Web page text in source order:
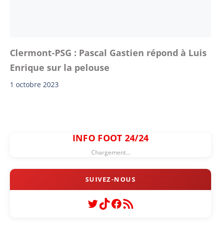
Clermont-PSG : Pascal Gastien répond à Luis
Enrique sur la pelouse
1 octobre 2023
INFO FOOT 24/24
Chargement...
Twitter
TikTok
Facebook
Flux RSS